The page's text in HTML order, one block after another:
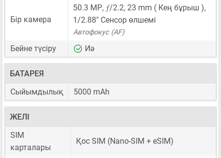
Бір камера
50.3 MP, ƒ/2.2, 23 mm ( Кең бұрыш ),
1/2.88" Сенсор өлшемі
Автофокус (AF)
Бейне түсіру Иә
БАТАРЕЯ
Сыйымдылық
5000 mAh
ЖЕЛІ
SIM
карталары
Қос SIM (Nano-SIM + eSIM)